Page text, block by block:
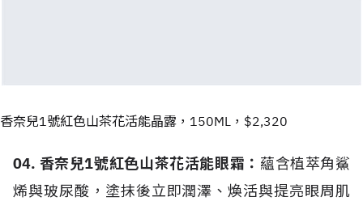
香奈兒1號紅色山茶花活能晶露，150ML，$2,320
04. 香奈兒1號紅色山茶花活能眼霜： 蘊含植萃角鯊
烯與玻尿酸，塗抹後立即潤澤、煥活與提亮眼周肌